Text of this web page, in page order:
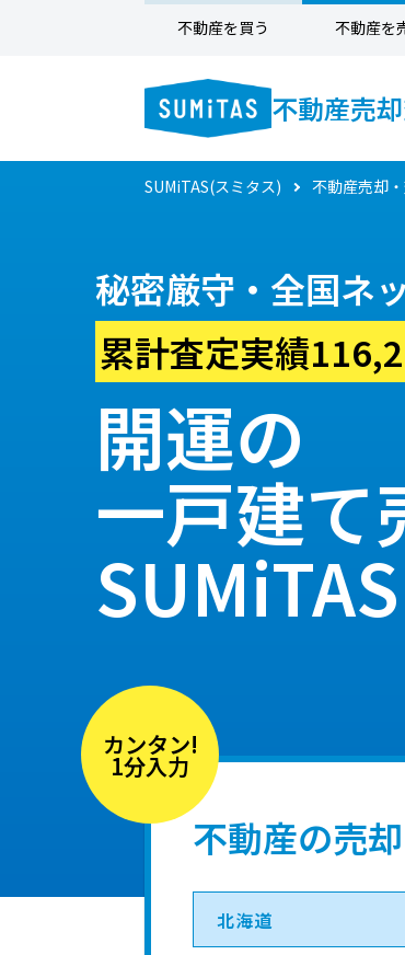
不動産を買う 不動産を
不動産売
SUMiTAS(スミタス) 不動産売却
秘密厳守・全国ネ
累計査定実績
開運の
一戸建て
SUMiTAS
カンタン!
1分入力
不動産の売